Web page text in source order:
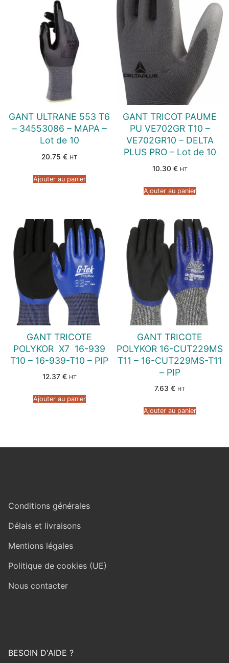
GANT ULTRANE 553 T6
– 34553086 – MAPA –
Lot de 10
20.75 € HT
Ajouter au panier
GANT TRICOT PAUME
PU VE702GR T10 –
VE702GR10 – DELTA
PLUS PRO – Lot de 10
10.30 € HT
Ajouter au panier
GANT TRICOTE
POLYKOR  X7  16-939
T10 – 16-939-T10 – PIP
12.37 € HT
Ajouter au panier
GANT TRICOTE
POLYKOR 16-CUT229MS
T11 – 16-CUT229MS-T11
– PIP
7.63 € HT
Ajouter au panier
Conditions générales
Délais et livraisons
Mentions légales
Politique de cookies (UE)
Nous contacter
BESOIN D'AIDE ?